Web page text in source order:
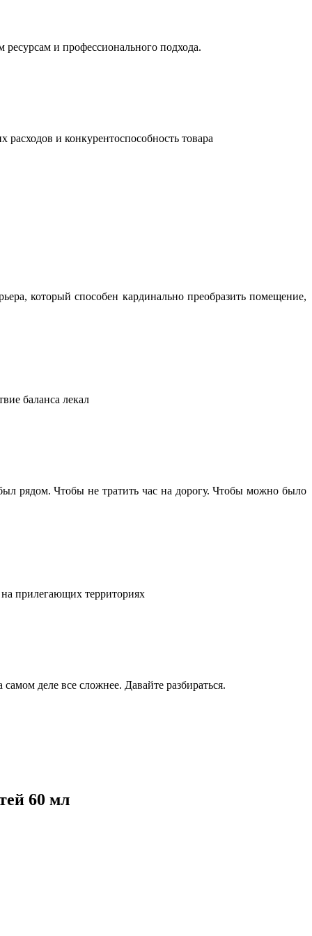
и профессионального подхода.
расходов и конкурентоспособность товара
который способен кардинально преобразить помещение,
баланса лекал
рядом. Чтобы не тратить час на дорогу. Чтобы можно было
на прилегающих территориях
деле все сложнее. Давайте разбираться.
60 мл